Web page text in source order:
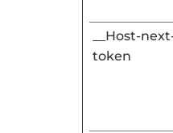
__Host-
token